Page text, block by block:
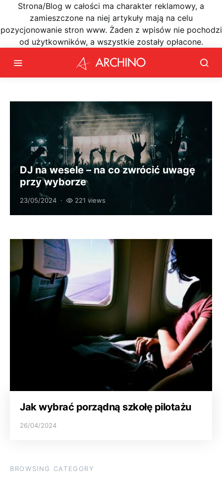
Strona/Blog w całości ma charakter reklamowy, a
zamieszczone na niej artykuły mają na celu
pozycjonowanie stron www. Żaden z wpisów nie pochodzi
od użytkowników, a wszystkie zostały opłacone.
DJ na wesele – na co zwrócić uwagę
przy wyborze
23/05/2024 221 views
Jak wybrać porządną szkołę pilotażu
26/04/2024
BROWSING CATEGORY